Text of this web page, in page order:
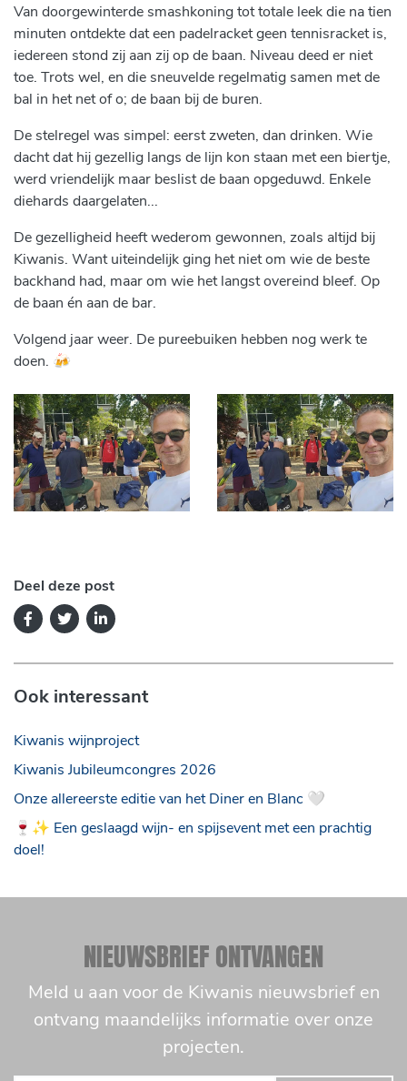
Van doorgewinterde smashkoning tot totale leek die na tien
minuten ontdekte dat een padelracket geen tennisracket is,
iedereen stond zij aan zij op de baan. Niveau deed er niet
toe. Trots wel, en die sneuvelde regelmatig samen met de
bal in het net of o; de baan bij de buren.
De stelregel was simpel: eerst zweten, dan drinken. Wie
dacht dat hij gezellig langs de lijn kon staan met een biertje,
werd vriendelijk maar beslist de baan opgeduwd. Enkele
diehards daargelaten...
De gezelligheid heeft wederom gewonnen, zoals altijd bij
Kiwanis. Want uiteindelijk ging het niet om wie de beste
backhand had, maar om wie het langst overeind bleef. Op
de baan én aan de bar.
Volgend jaar weer. De pureebuiken hebben nog werk te
doen. 🍻
Deel deze post
Ook interessant
Kiwanis wijnproject
Kiwanis Jubileumcongres 2026
Onze allereerste editie van het Diner en Blanc 🤍
🍷✨ Een geslaagd wijn- en spijsevent met een prachtig
doel!
NIEUWSBRIEF ONTVANGEN
Meld u aan voor de Kiwanis nieuwsbrief en
ontvang maandelijks informatie over onze
projecten.